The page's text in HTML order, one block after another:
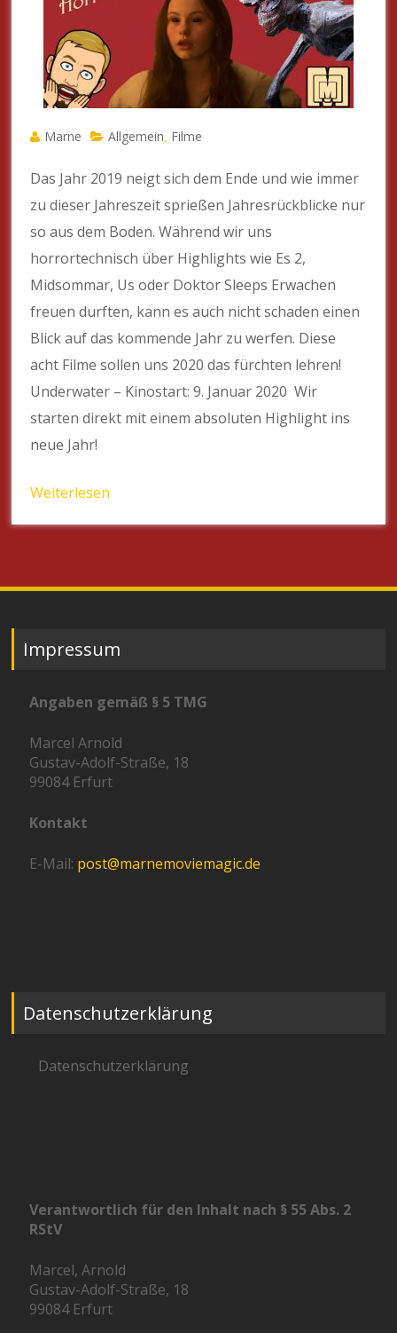
Marne Allgemein Filme
Das Jahr 2019 neigt sich dem Ende und wie immer
zu dieser Jahreszeit sprießen Jahresrückblicke nur
so aus dem Boden. Während wir uns
horrortechnisch über Highlights wie Es 2,
Midsommar, Us oder Doktor Sleeps Erwachen
freuen durften, kann es auch nicht schaden einen
Blick auf das kommende Jahr zu werfen. Diese
acht Filme sollen uns 2020 das fürchten lehren!
Underwater – Kinostart: 9. Januar 2020 Wir
starten direkt mit einem absoluten Highlight ins
neue Jahr!
Weiterlesen
Impressum
Angaben gemäß § 5 TMG
Marcel Arnold
Gustav-Adolf-Straße, 18
99084 Erfurt
Kontakt
E-Mail: post@marnemoviemagic.de
Datenschutzerklärung
Datenschutzerklärung
Verantwortlich für den Inhalt nach § 55 Abs. 2
RStV
Marcel, Arnold
Gustav-Adolf-Straße, 18
99084 Erfurt